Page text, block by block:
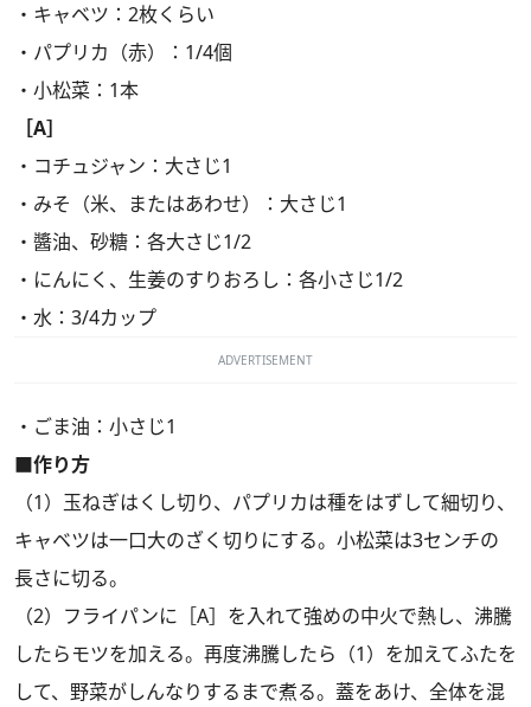
・キャベツ：2枚くらい
・パプリカ（赤）：1/4個
・小松菜：1本
［A］
・コチュジャン：大さじ1
・みそ（米、またはあわせ）：大さじ1
・醬油、砂糖：各大さじ1/2
・にんにく、生姜のすりおろし：各小さじ1/2
・水：3/4カップ
ADVERTISEMENT
・ごま油：小さじ1
■作り方
（1）玉ねぎはくし切り、パプリカは種をはずして細切り、
キャベツは一口大のざく切りにする。小松菜は3センチの
長さに切る。
（2）フライパンに［A］を入れて強めの中火で熱し、沸騰
したらモツを加える。再度沸騰したら（1）を加えてふたを
して、野菜がしんなりするまで煮る。蓋をあけ、全体を混